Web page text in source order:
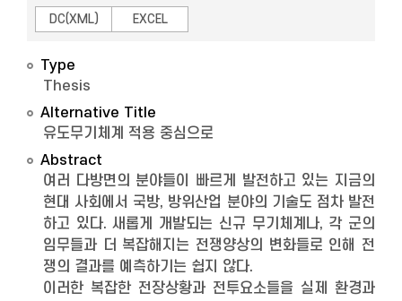
DC(XML)
EXCEL
Type
Thesis
Alternative Title
유도무기체계 적용 중심으로
Abstract
여러 다방면의 분야들이 빠르게 발전하고 있는 지금의
현대 사회에서 국방, 방위산업 분야의 기술도 점차 발전
하고 있다. 새롭게 개발되는 신규 무기체계나, 각 군의
임무들과 더 복잡해지는 전쟁양상의 변화들로 인해 전
쟁의 결과를 예측하기는 쉽지 않다.
이러한 복잡한 전장상황과 전투요소들을 실제 환경과